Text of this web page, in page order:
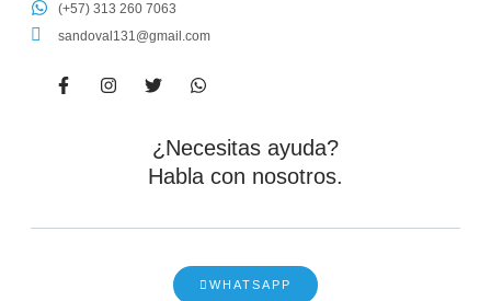
(+57) 313 260 7063
sandoval131@gmail.com
¿Necesitas ayuda?
Habla con nosotros.
WHATSAPP